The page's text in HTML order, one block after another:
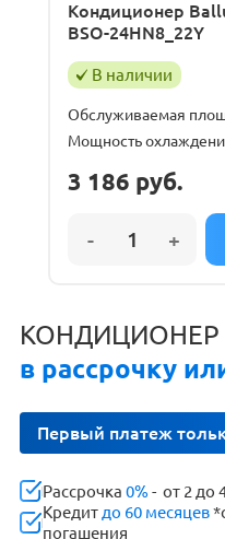
Кондиционер
BSO-24HN8_22Y
В наличии
Обслуживаемая
Мощность
3 186 руб.
КОНДИЦИОНЕР
в рассрочку
Первый платеж
Рассрочка0% - от 2 до
Кредит до 60 месяцев
погашения